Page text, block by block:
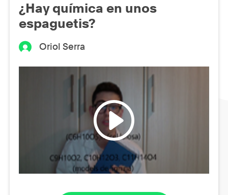
¿Hay química en unos
espaguetis?
Oriol Serra